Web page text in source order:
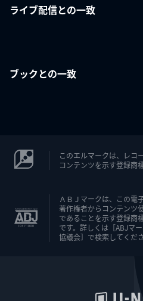
ライブ配信との一致
ブックとの一致
このエルマークは、レコ
コンテンツを示す登録商
ＡＢＪマークは、この電
著作権者からコンテンツ
であることを示す登録商
です。詳しくは［ABJマ
協議会］で検索してくださ